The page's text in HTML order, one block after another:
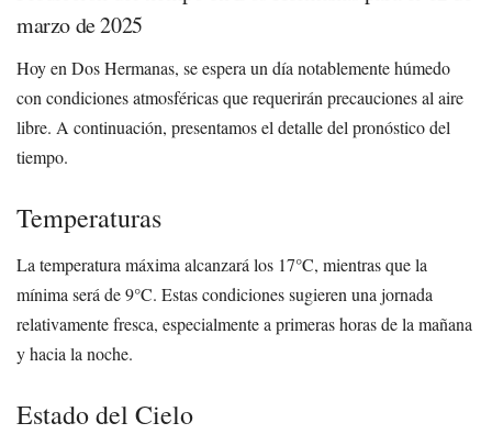
marzo de 2025
Hoy en Dos Hermanas, se espera un día notablemente húmedo
con condiciones atmosféricas que requerirán precauciones al aire
libre. A continuación, presentamos el detalle del pronóstico del
tiempo.
Temperaturas
La temperatura máxima alcanzará los 17°C, mientras que la
mínima será de 9°C. Estas condiciones sugieren una jornada
relativamente fresca, especialmente a primeras horas de la mañana
y hacia la noche.
Estado del Cielo